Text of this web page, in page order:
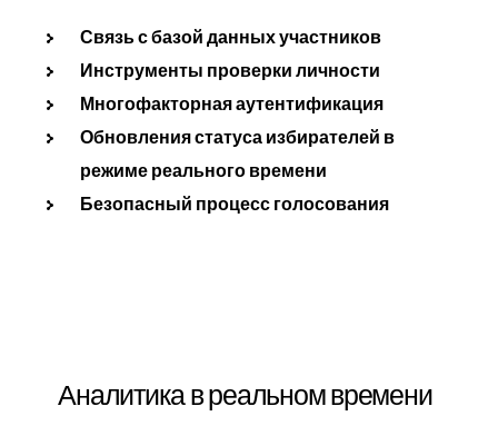
Связь с базой данных участников
Инструменты проверки личности
Многофакторная аутентификация
Обновления статуса избирателей в
режиме реального времени
Безопасный процесс голосования
Аналитика в реальном времени